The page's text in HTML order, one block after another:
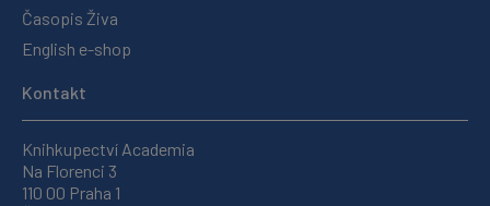
Časopis Živa
English e-shop
Kontakt
Knihkupectví Academia
Na Florenci 3
110 00 Praha 1